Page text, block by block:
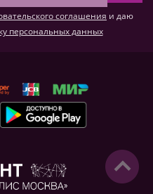
соглашения и даю
персональных данных